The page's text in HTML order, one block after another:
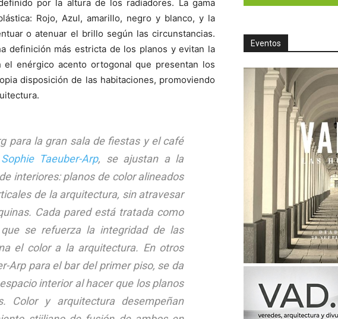
por la altura de los radiadores. La gama
Rojo, Azul, amarillo, negro y blanco, y la
o atenuar el brillo según las circunstancias.
definición más estricta de los planos y evitan la
enérgico acento ortogonal que presentan los
disposición de las habitaciones, promoviendo
para la gran sala de fiestas y el café
Sophie Taeuber-Arp, se ajustan a la
interiores: planos de color alineados
de la arquitectura, sin atravesar
Cada pared está tratada como
se refuerza la integridad de las
el color a la arquitectura. En otros
Arp para el bar del primer piso, se da
interior al hacer que los planos
Color y arquitectura desempeñan
Eventos